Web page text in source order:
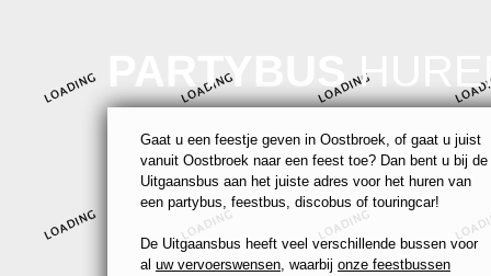
PARTYBUS
Gaat u een feestje geven in Oostbroek, of gaat u juist
vanuit Oostbroek naar een feest toe? Dan bent u bij de
Uitgaansbus aan het juiste adres voor het huren van
een partybus, feestbus, discobus of touringcar!
De Uitgaansbus heeft veel verschillende bussen voor
al uw vervoerswensen, waarbij onze feestbussen